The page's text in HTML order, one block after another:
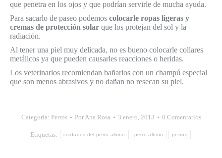
que penetra en los ojos y que podrían servirle de mucha ayuda.
Para sacarlo de paseo podemos colocarle ropas ligeras y
cremas de protección solar que los protejan del sol y la
radiación.
Al tener una piel muy delicada, no es bueno colocarle collares
metálicos ya que pueden causarles reacciones o heridas.
Los veterinarios recomiendan bañarlos con un champú especial
que son menos abrasivos y no dañan no resecan su piel.
Categoría: Perros PorAna Rosa 3 enero, 2013 0 Comentarios
Etiquetas: cuidados del perro albino perro albino perros